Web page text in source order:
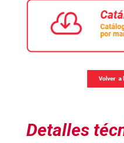
Detalles